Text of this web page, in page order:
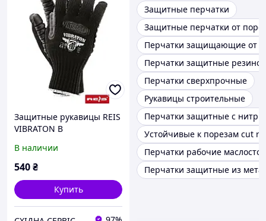
Защитные рукавицы REIS
VIBRATON B
В наличии
540₴
Купить
Защитные перчатки
Защитные перчатки от
Перчатки защищающие от
Перчатки защитные
Перчатки сверхпрочные
Рукавицы строительные
Перчатки защитные с
Устойчивые к порезам cut
Перчатки рабочие
Перчатки защитные из